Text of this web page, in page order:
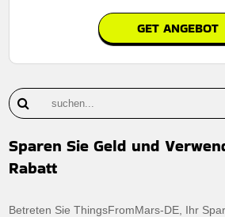
GET ANGEBOT
Sparen Sie Geld und
Rabatt
Betreten Sie ThingsFromMars-DE, Ihr